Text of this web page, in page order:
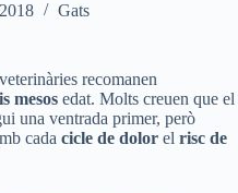
Gats
recomanen
mesos edat. Molts creuen que el
una ventrada primer, però
cada cicle de dolor el risc de